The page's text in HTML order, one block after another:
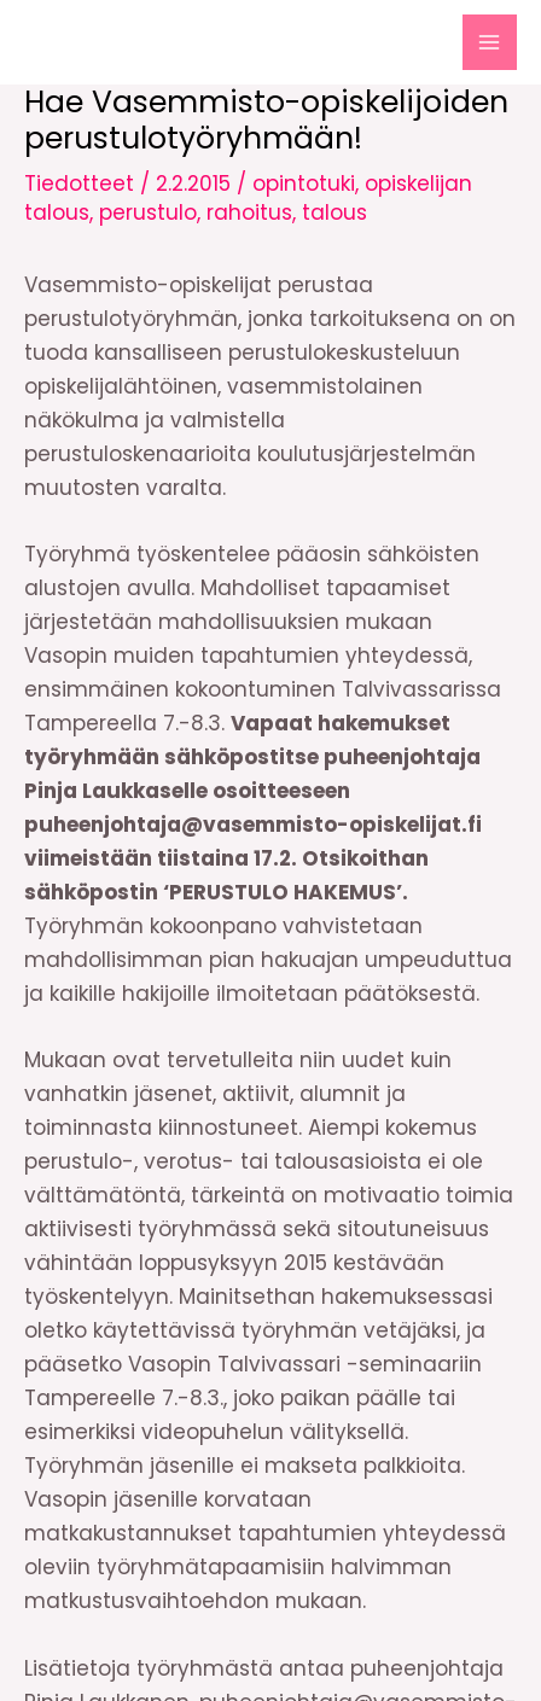
Hae Vasemmisto-opiskelijoiden
perustulotyöryhmään!
Tiedotteet / 2.2.2015 / opintotuki, opiskelijan
talous, perustulo, rahoitus, talous
Vasemmisto-opiskelijat perustaa
perustulotyöryhmän, jonka tarkoituksena on on
tuoda kansalliseen perustulokeskusteluun
opiskelijalähtöinen, vasemmistolainen
näkökulma ja valmistella
perustuloskenaarioita koulutusjärjestelmän
muutosten varalta.
Työryhmä työskentelee pääosin sähköisten
alustojen avulla. Mahdolliset tapaamiset
järjestetään mahdollisuuksien mukaan
Vasopin muiden tapahtumien yhteydessä,
ensimmäinen kokoontuminen Talvivassarissa
Tampereella 7.-8.3. Vapaat hakemukset
työryhmään sähköpostitse puheenjohtaja
Pinja Laukkaselle osoitteeseen
puheenjohtaja@vasemmisto-opiskelijat.fi
viimeistään tiistaina 17.2. Otsikoithan
sähköpostin ‘PERUSTULO HAKEMUS’.
Työryhmän kokoonpano vahvistetaan
mahdollisimman pian hakuajan umpeuduttua
ja kaikille hakijoille ilmoitetaan päätöksestä.
Mukaan ovat tervetulleita niin uudet kuin
vanhatkin jäsenet, aktiivit, alumnit ja
toiminnasta kiinnostuneet. Aiempi kokemus
perustulo-, verotus- tai talousasioista ei ole
välttämätöntä, tärkeintä on motivaatio toimia
aktiivisesti työryhmässä sekä sitoutuneisuus
vähintään loppusyksyyn 2015 kestävään
työskentelyyn. Mainitsethan hakemuksessasi
oletko käytettävissä työryhmän vetäjäksi, ja
pääsetko Vasopin Talvivassari -seminaariin
Tampereelle 7.-8.3., joko paikan päälle tai
esimerkiksi videopuhelun välityksellä.
Työryhmän jäsenille ei makseta palkkioita.
Vasopin jäsenille korvataan
matkakustannukset tapahtumien yhteydessä
oleviin työryhmätapaamisiin halvimman
matkustusvaihtoehdon mukaan.
Lisätietoja työryhmästä antaa puheenjohtaja